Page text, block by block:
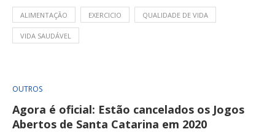
ALIMENTAÇÃO EXERCICIO QUALIDADE DE VIDA
VIDA SAUDÁVEL
OUTROS
Agora é oficial: Estão cancelados os Jogos
Abertos de Santa Catarina em 2020